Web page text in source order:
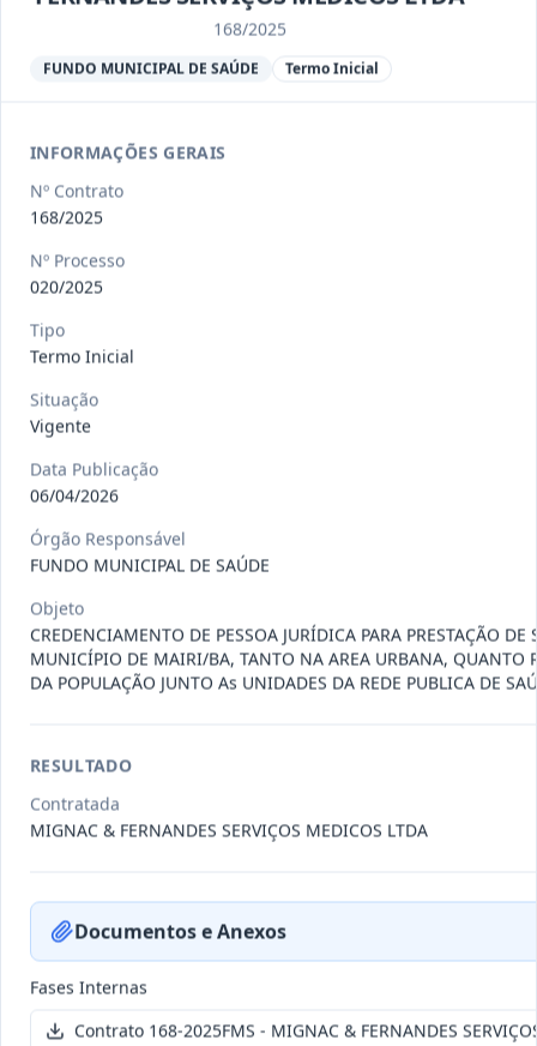
Termo
Inicial
contrato a contratação de emp
Situação
2023
Inicial
para apresentação musi
Situação
011-
Termo
Inicial
Contratação de empresa especializada
Situação : Encerrado Data:04/08/2026 Ver detalhes
2023
Data:03/08/2026
009-
Contratação de pessoa jurídica para
168/2025
FUNDO MUNICIPAL DE SAÚDE Termo Inicial
INFORMAÇÕES GERAIS
Nº Contrato
168/2025
Nº Processo
020/2025
Tipo
Termo Inicial
Situação
Vigente
Data Publicação
06/04/2026
Órgão Responsável
FUNDO MUNICIPAL DE SAÚDE
Objeto
CREDENCIAMENTO DE PESSOA JURÍDICA PARA PRESTAÇÃO
MUNICÍPIO DE MAIRI/BA, TANTO NA AREA URBANA, QUANTO
DA POPULAÇÃO JUNTO As UNIDADES DA REDE PUBLICA DE
RESULTADO
Contratada
MIGNAC & FERNANDES SERVIÇOS MEDICOS LTDA
Documentos e Anexos
Fases Internas
Contrato 168-2025FMS - MIGNAC & FERNANDES